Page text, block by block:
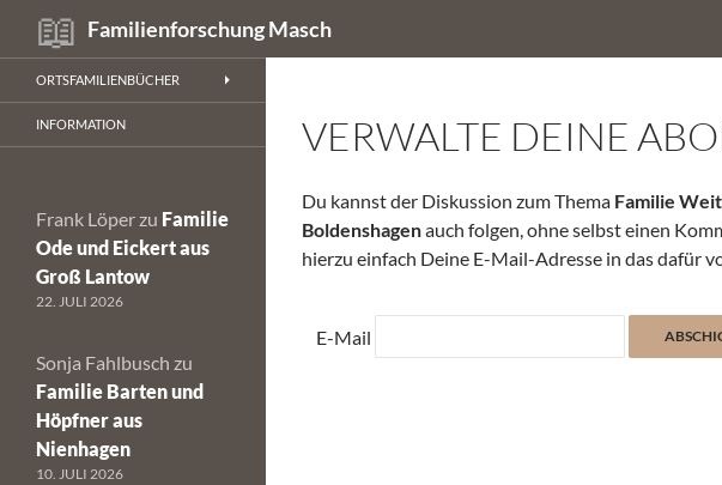
Inhalt
springen
Familienforschung Masch
Suchen
VERWALTE DEINE
Du kannst der Diskussion zum Thema Familie
Boldenshagenauch folgen, ohne selbst einen
hierzu einfach Deine E-Mail-Adresse in das dafür
E-Mail
ORTSFAMILIENBÜCHER
INFORMATION
Frank Löper zu Familie
Ode und Eickert aus
Groß Lantow
22. JULI 2026
Sonja Fahlbusch zu
Familie Barten und
Höpfner aus
Nienhagen
10. JULI 2026